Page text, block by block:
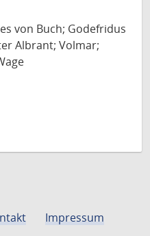
von Buch; Godefridus
Albrant; Volmar;
Impressum